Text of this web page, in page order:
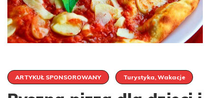
ARTYKUŁ SPONSOROWANY Turystyka, Wakacje